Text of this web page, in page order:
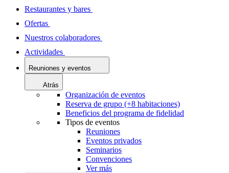
Restaurantes y bares
Ofertas
Nuestros colaboradores
Actividades
Reuniones y eventos
Atrás
Organización de eventos
Reserva de grupo (+8 habitaciones)
Beneficios del programa de fidelidad
Tipos de eventos
Reuniones
Eventos privados
Seminarios
Convenciones
Ver más